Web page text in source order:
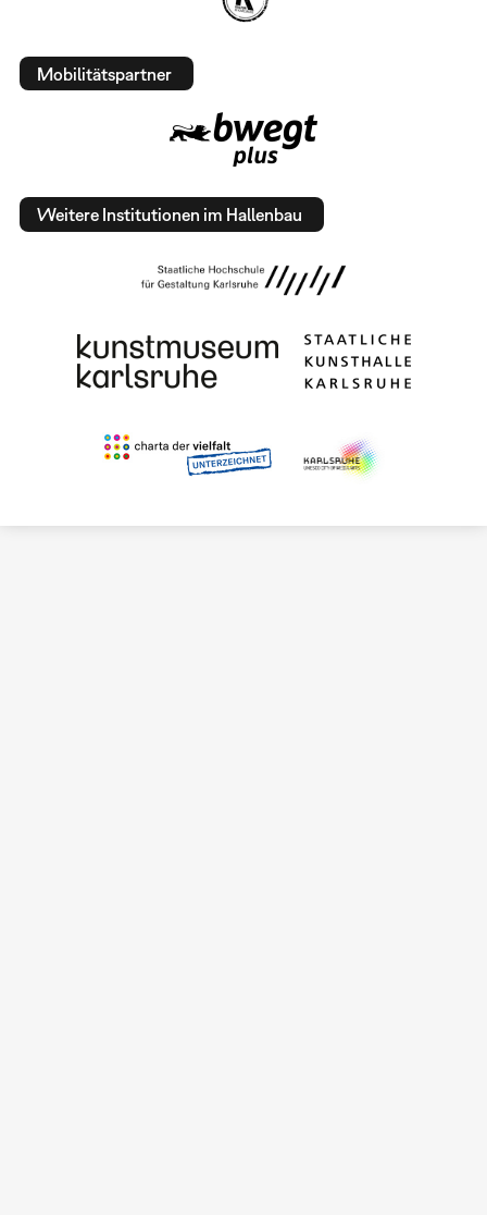
Mobilitätspartner
Weitere Institutionen im Hallenbau